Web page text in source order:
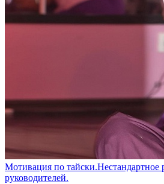
Мотивация по
руководителей.